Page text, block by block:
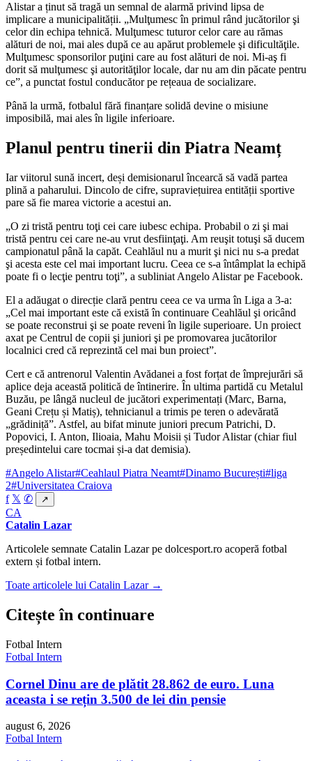
Alistar a ținut să tragă un semnal de alarmă privind lipsa de
implicare a municipalității. „Mulţumesc în primul rând jucătorilor şi
celor din echipa tehnică. Mulţumesc tuturor celor care au rămas
alături de noi, mai ales după ce au apărut problemele şi dificultăţile.
Mulţumesc sponsorilor puţini care au fost alături de noi. Mi-aş fi
dorit să mulţumesc şi autorităţilor locale, dar nu am din păcate pentru
ce”, a punctat fostul conducător pe rețeaua de socializare.
Până la urmă, fotbalul fără finanțare solidă devine o misiune
imposibilă, mai ales în ligile inferioare.
Planul pentru tinerii din Piatra Neamț
Iar viitorul sună incert, deși demisionarul încearcă să vadă partea
plină a paharului. Dincolo de cifre, supraviețuirea entității sportive
pare să fie marea victorie a acestui an.
„O zi tristă pentru toţi cei care iubesc echipa. Probabil o zi şi mai
tristă pentru cei care ne-au vrut desfiinţaţi. Am reuşit totuşi să ducem
campionatul până la capăt. Ceahlăul nu a murit şi nici nu s-a predat
şi acesta este cel mai important lucru. Ceea ce s-a întâmplat la echipă
poate fi o lecţie pentru toţi”, a subliniat Angelo Alistar pe Facebook.
El a adăugat o direcție clară pentru ceea ce va urma în Liga a 3-a:
„Cel mai important este că există în continuare Ceahlăul şi oricând
se poate reconstrui şi se poate reveni în ligile superioare. Un proiect
axat pe Centrul de copii şi juniori şi pe promovarea jucătorilor
localnici cred că reprezintă cel mai bun proiect”.
Cert e că antrenorul Valentin Avădanei a fost forțat de împrejurări să
aplice deja această politică de întinerire. În ultima partidă cu Metalul
Buzău, pe lângă nucleul de jucători experimentați (Marc, Barna,
Geani Crețu și Matiș), tehnicianul a trimis pe teren o adevărată
„grădiniță”. Astfel, au bifat minute juniori precum Patrichi, D.
Popovici, I. Anton, Ilioaia, Mahu Moisii și Tudor Alistar (chiar fiul
președintelui care tocmai și-a dat demisia).
#Angelo Alistar#Ceahlaul Piatra Neamt#Dinamo București#liga
2#Universitatea Craiova
f 𝕏 ✆ ↗
CA
Catalin Lazar
Articolele semnate Catalin Lazar pe dolcesport.ro acoperă fotbal
extern și fotbal intern.
Toate articolele lui Catalin Lazar →
Citește în continuare
Fotbal Intern
Fotbal Intern
Cornel Dinu are de plătit 28.862 de euro. Luna
aceasta i se rețin 3.500 de lei din pensie
august 6, 2026
Fotbal Intern